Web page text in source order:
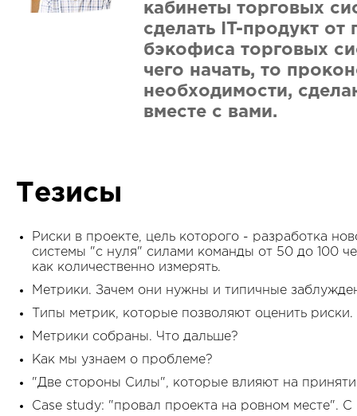
кабинеты торговых
сделать IT-продукт от
бэкофиса торговых
чего начать, то
необходимости,
вместе с вами.
Тезисы
Риски в проекте, цель которого - разработка
системы "с нуля" силами команды от 50 до 100
как количественно измерять.
Метрики. Зачем они нужны и типичные
Типы метрик, которые позволяют оценить риски.
Метрики собраны. Что дальше?
Как мы узнаем о проблеме?
"Две стороны Силы", которые влияют на
Case study: "провал проекта на ровном месте". С